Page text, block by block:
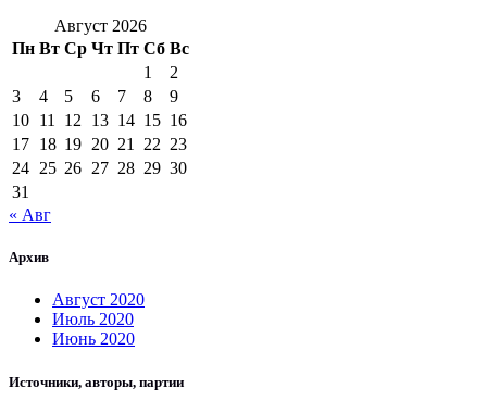
Август 2026
Пн Вт Ср Чт Пт Сб Вс
1
2
3
4 5 6 7 8
9
10 11 12 13 14 15 16
17 18 19 20 21 22 23
24 25 26 27 28 29 30
31
« Авг
Архив
Август 2020
Июль 2020
Июнь 2020
Источники, авторы, партии